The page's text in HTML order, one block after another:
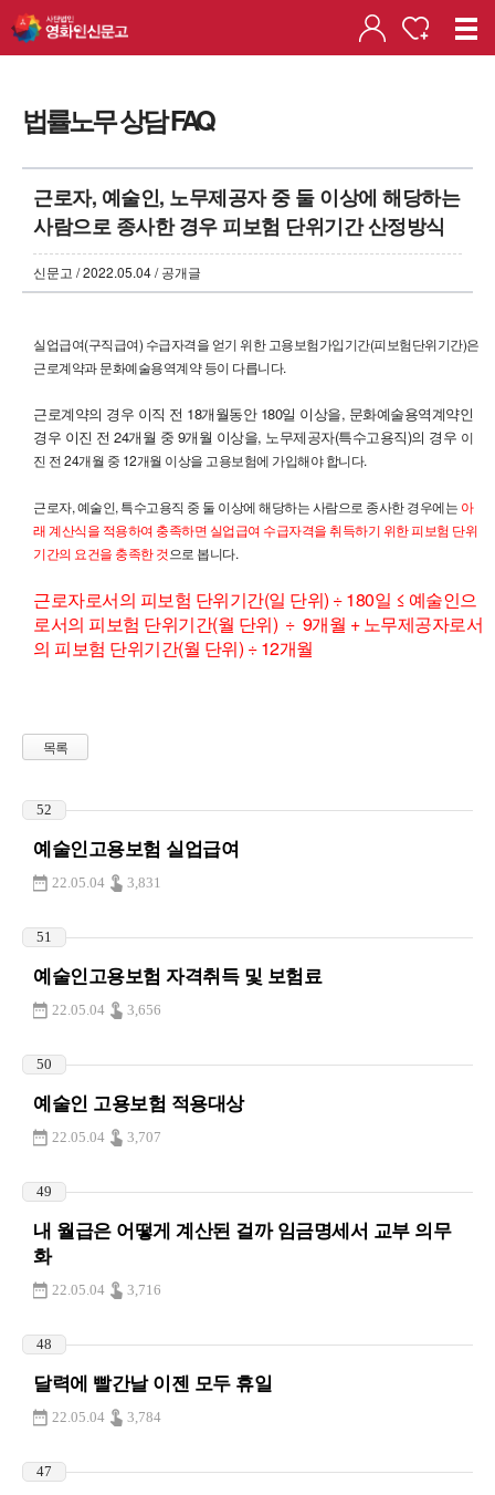
법률노무 상담 FAQ
근로자, 예술인, 노무제공자 중 둘 이상에 해당하는
사람으로 종사한 경우 피보험 단위기간 산정방식
신문고 / 2022.05.04 / 공개글
실업급여(구직급여) 수급자격을 얻기 위한 고용보험가입기간(피보험단위기간)은
근로계약과 문화예술용역계약 등이 다릅니다.
근로계약의 경우 이직 전 18개월동안 180일 이상을, 문화예술용역계약인
경우 이진 전 24개월 중 9개월 이상을, 노무제공자(특수고용직)의 경우 이
진 전 24개월 중 12개월 이상을 고용보험에 가입해야 합니다.
근로자, 예술인, 특수고용직 중 둘 이상에 해당하는 사람으로 종사한 경우에는 아
래 계산식을 적용하여 충족하면 실업급여 수급자격을 취득하기 위한 피보험 단위
기간의 요건을 충족한 것으로 봅니다.
근로자로서의 피보험 단위기간(일 단위) ÷ 180일 ≤ 예술인으
로서의 피보험 단위기간(월 단위) ÷ 9개월 + 노무제공자로서
의 피보험 단위기간(월 단위) ÷ 12개월
목록
52
예술인고용보험 실업급여
22.05.04 3,831
51
예술인고용보험 자격취득 및 보험료
22.05.04 3,656
50
예술인 고용보험 적용대상
22.05.04 3,707
49
내 월급은 어떻게 계산된 걸까 임금명세서 교부 의무
화
22.05.04 3,716
48
달력에 빨간날 이젠 모두 휴일
22.05.04 3,784
47